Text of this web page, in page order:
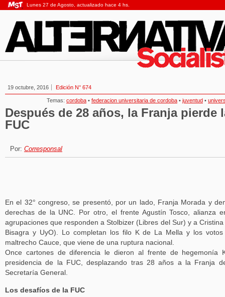
Lunes 27 de Agosto, actualizado hace 4 hs.
19 octubre, 2016 Edición N° 674
Temas: cordoba • federacion universitaria de cordoba • juventud •
Después de 28 años, la Franja pierde
FUC
Por: Corresponsal
En el 32° congreso, se presentó, por un lado, Franja Morada y
derechas de la UNC. Por otro, el frente Agustín Tosco, alianza
agrupaciones que responden a Stolbizer (Libres del Sur) y a Cristina
Bisagra y UyO). Lo completan los filo K de La Mella y los votos
maltrecho Cauce, que viene de una ruptura nacional.
Once cartones de diferencia le dieron al frente de hegemonía
presidencia de la FUC, desplazando tras 28 años a la Franja
Secretaría General.
Los desafíos de la FUC